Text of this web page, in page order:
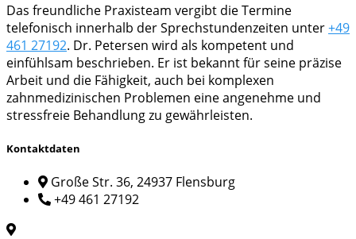
Das freundliche Praxisteam vergibt die Termine
telefonisch innerhalb der Sprechstundenzeiten unter+49
461 27192. Dr. Petersen wird als kompetent und
einfühlsam beschrieben. Er ist bekannt für seine präzise
Arbeit und die Fähigkeit, auch bei komplexen
zahnmedizinischen Problemen eine angenehme und
stressfreie Behandlung zu gewährleisten.
Kontaktdaten
Große Str. 36, 24937 Flensburg
+49 461 27192